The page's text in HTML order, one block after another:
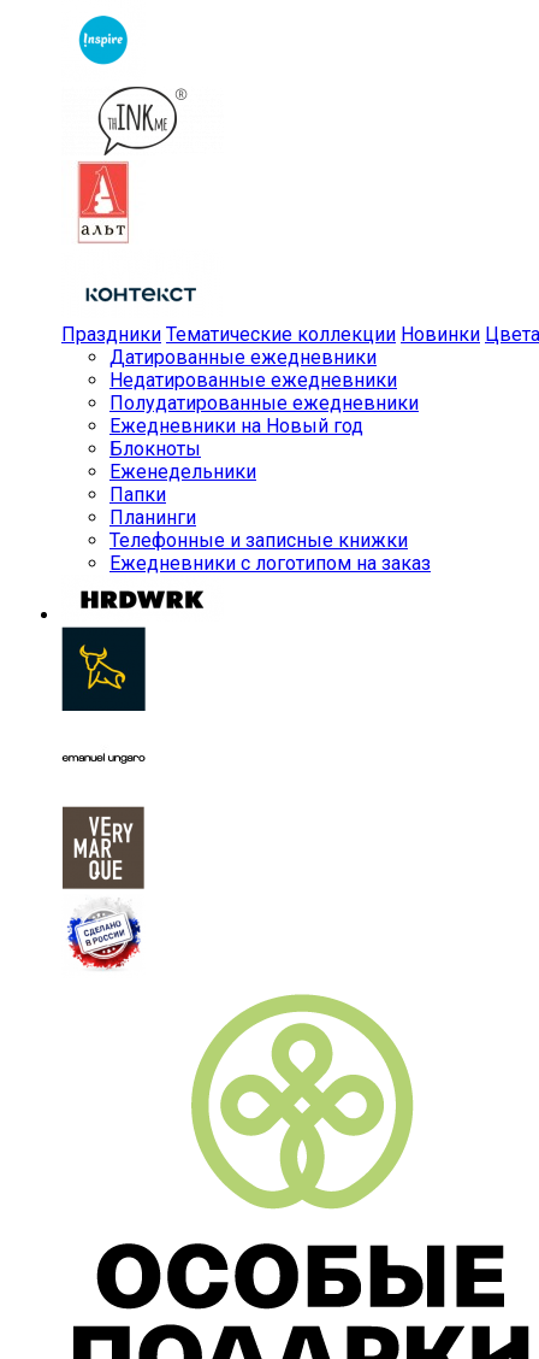
Праздники Тематические коллекции Новинки Цвета
Датированные ежедневники
Недатированные ежедневники
Полудатированные ежедневники
Ежедневники на Новый год
Блокноты
Еженедельники
Папки
Планинги
Телефонные и записные книжки
Ежедневники с логотипом на заказ